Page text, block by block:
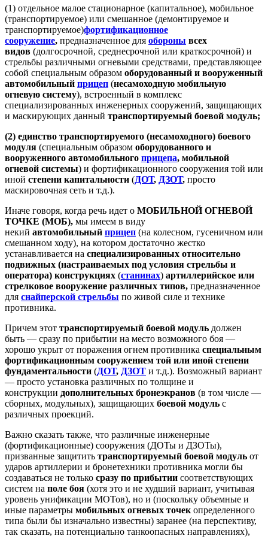
(1) отдельное малое стационарное (капитальное), мобильное
(транспортируемое) или смешанное (демонтируемое и
транспортируемое)фортификационное
сооружение, предназначенное для обороны всех
видов (долгосрочной, среднесрочной или краткосрочной) и
стрельбы различными огневыми средствами, представляющее
собой специальным образом оборудованный и вооруженный
автомобильный прицеп (несамоходную мобильную
огневую систему), встроенный в комплекс
специализированных инженерных сооружений, защищающих
и маскирующих данный транспортируемый боевой модуль;
(2) единство транспортируемого (несамоходного) боевого
модуля (специальным образом оборудованного и
вооруженного автомобильного прицепа, мобильной
огневой системы) и фортификационного сооружения той или
иной степени капитальности (ДОТ, ДЗОТ, просто
маскировочная сеть и т.д.).
Иначе говоря, когда речь идет о МОБИЛЬНОЙ ОГНЕВОЙ
ТОЧКЕ (МОБ), мы имеем в виду
некий автомобильный прицеп (на колесном, гусеничном или
смешанном ходу), на котором достаточно жестко
устанавливается на специализированных относительно
подвижных (настраиваемых под условия стрельбы и
оператора) конструкциях (станинах) артиллерийское или
стрелковое вооружение различных типов, предназначенное
для снайперской стрельбы по живой силе и технике
противника.
Причем этот транспортируемый боевой модуль должен
быть — сразу по прибытии на место возможного боя —
хорошо укрыт от поражения огнем противника специальным
фортификационным сооружением той или иной степени
фундаментальности (ДОТ, ДЗОТ и т.д.). Возможный вариант
— просто установка различных по толщине и
конструкции дополнительных бронеэкранов (в том числе —
сборных, модульных), защищающих боевой модуль с
различных проекций.
Важно сказать также, что различные инженерные
(фортификационные) сооружения (ДОТы и ДЗОТы),
призванные защитить транспортируемый боевой модуль от
ударов артиллерии и бронетехники противника могли бы
создаваться не только сразу по прибытии соответствующих
систем на поле боя (хотя это и не худший вариант, учитывая
уровень унификации МОТов), но и (поскольку объемные и
иные параметры мобильных огневых точек определенного
типа были бы изначально известны) заранее (на перспективу,
так сказать, на потенциально танкоопасных направлениях),